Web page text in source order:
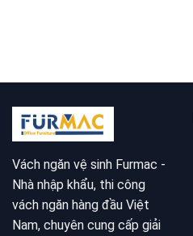
Vách ngăn vệ sinh Furmac -
Nhà nhập khẩu, thi công
vách ngăn hàng đầu Việt
Nam, chuyên cung cấp giải